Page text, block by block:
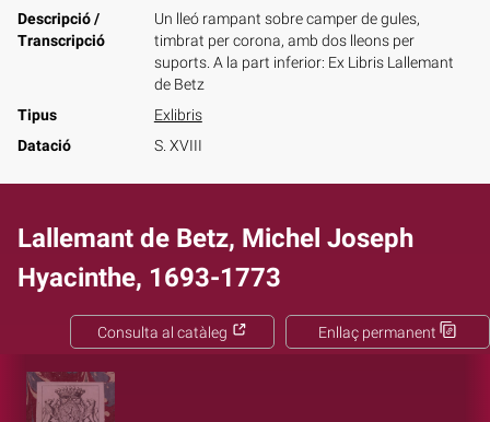
Descripció /
Transcripció
Un lleó rampant sobre camper de gules,
timbrat per corona, amb dos lleons per
suports. A la part inferior: Ex Libris Lallemant
de Betz
Tipus
Exlibris
Datació
S. XVIII
Lallemant de Betz, Michel Joseph
Hyacinthe, 1693-1773
Enllaç permanent
Consulta al catàleg